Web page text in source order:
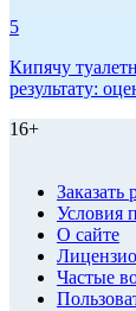
5
Кипячу
результату:
16+
Заказать
Условия
О сайте
Частые